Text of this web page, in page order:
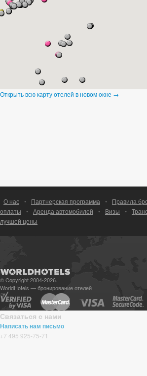
Открыть всю карту отелей в новом окне →
О нас • Партнерская программа • Правила
оплаты
• Аренда автомобилей • Визы •
лучшей цены
© Copyright 2004-2026.
WorldHotels — бронирование отелей
Связаться с нами
Написать нам письмо
+7 495 925-75-71